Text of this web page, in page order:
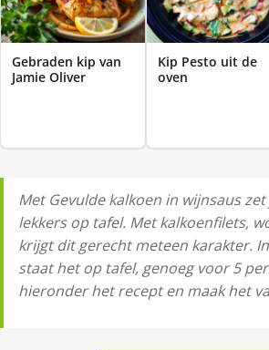
Gebraden kip van
Jamie Oliver
Kip Pesto uit de
oven
Met Gevulde kalkoen in wijnsaus
lekkers op tafel. Met kalkoenfilets,
krijgt dit gerecht meteen karakter.
staat het op tafel, genoeg voor 5
hieronder het recept en maak het